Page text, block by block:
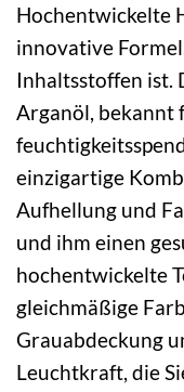
Hochentwickelte
innovative
Inhaltsstoffen ist.
Arganöl, bekannt
einzigartige
Aufhellung und
und ihm einen
hochentwickelte
gleichmäßige
Grauabdeckung
Leuchtkraft, die